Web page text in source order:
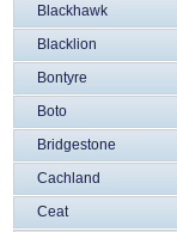
Blackhawk
Blacklion
Bontyre
Boto
Bridgestone
Cachland
Ceat